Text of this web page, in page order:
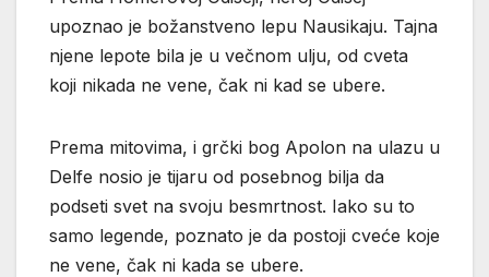
upoznao je božanstveno lepu Nausikaju. Tajna
njene lepote bila je u večnom ulju, od cveta
koji nikada ne vene, čak ni kad se ubere.
Prema mitovima, i grčki bog Apolon na ulazu u
Delfe nosio je tijaru od posebnog bilja da
podseti svet na svoju besmrtnost. Iako su to
samo legende, poznato je da postoji cveće koje
ne vene, čak ni kada se ubere.